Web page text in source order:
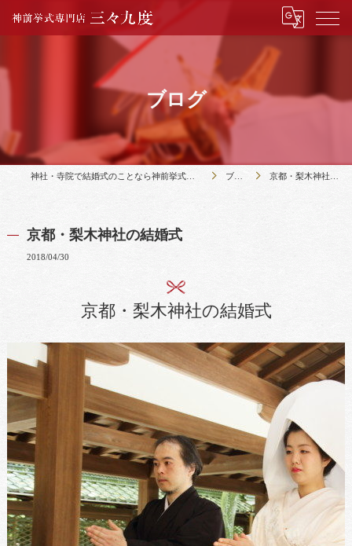
ブログ
神社・寺院で結婚式のことなら神前挙式専門店三々九度 ブログ 京都・梨木神社の結婚式
京都・梨木神社の結婚式
2018/04/30
京都・梨木神社の結婚式